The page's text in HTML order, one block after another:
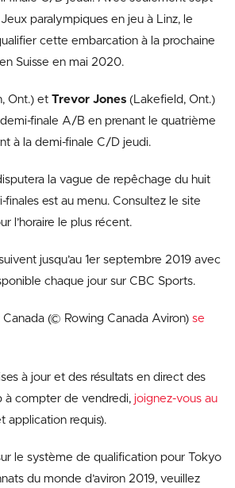
paralympiques en jeu à Linz, le
cette embarcation à la prochaine
Suisse en mai 2020.
Ont.) et Trevor Jones (Lakefield, Ont.)
finale A/B en prenant le quatrième
à la demi-finale C/D jeudi.
la vague de repêchage du huit
est au menu. Consultez le site
l’horaire le plus récent.
jusqu’au 1er septembre 2019 avec
chaque jour sur CBC Sports.
Canada (© Rowing Canada Aviron) se
à jour et des résultats en direct des
à compter de vendredi, joignez-vous au
application requis).
le système de qualification pour Tokyo
du monde d’aviron 2019, veuillez